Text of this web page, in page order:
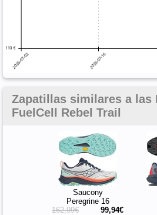
Zapatillas similares a las
FuelCell Rebel Trail
Saucony
Peregrine 16
162,99€
99,94€